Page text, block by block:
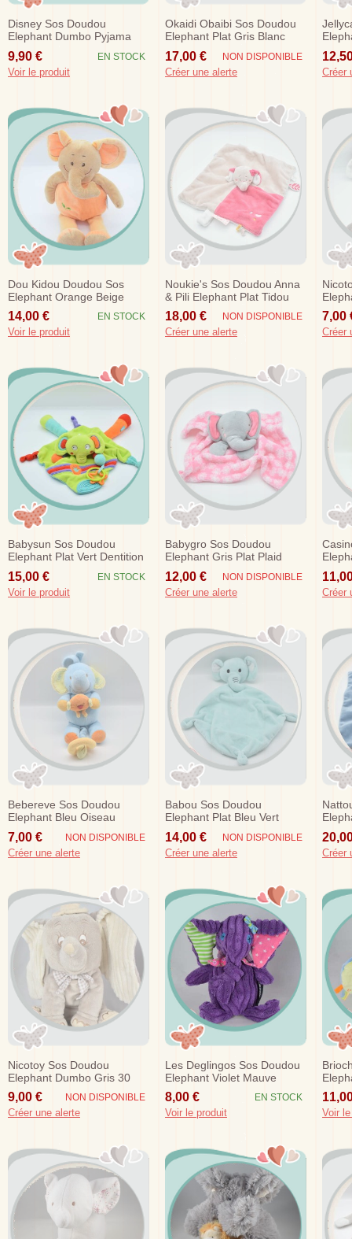
Disney Sos Doudou
Elephant Dumbo Pyjama
Bleu Lune Nuage
Fluorescent
9,90 € EN STOCK
Voir le produit
Okaidi Obaibi Sos Doudou
Elephant Plat Gris Blanc
17,00 € NON DISPONIBLE
Créer une alerte
Rose
Créer
Dou Kidou Doudou Sos
Elephant Orange Beige
Feuilles
14,00 € EN STOCK
Voir le produit
Noukie's Sos Doudou Anna
& Pili Elephant Plat Tidou
Rose Gris
18,00 € NON DISPONIBLE
Créer une alerte
7,00
Créer
Babysun Sos Doudou
Elephant Plat Vert Dentition
15,00 € EN STOCK
Voir le produit
Babygro Sos Doudou
Elephant Gris Plat Plaid
Rose Fleur
12,00 € NON DISPONIBLE
Créer une alerte Créer
Bebereve Sos Doudou
Elephant Bleu Oiseau
Orange Musical
7,00 € NON DISPONIBLE
Créer une alerte
Babou Sos Doudou
Elephant Plat Bleu Vert
14,00 € NON DISPONIBLE
Créer une alerte Créer
Nicotoy Sos Doudou
Elephant Dumbo Gris 30
Cm Disney
9,00 € NON DISPONIBLE
Créer une alerte
Les Deglingos Sos Doudou
Elephant Violet Mauve
Cotele 20 Cm
8,00 € EN STOCK
Voir le produit Voir